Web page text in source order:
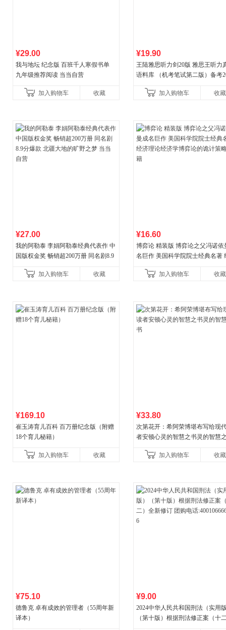
¥29.00
我与地坛 纪念版 百班千人寒假书单
九年级推荐阅读 当当自营
加入购物车 收藏
¥19.90
王陆雅思听力剑20版 雅思王听力
语料库 （机考笔试第二版）备考
新增在
加入购物车 收藏
¥27.00
我的阿勒泰 李娟阿勒泰经典代表作 中
国版权金奖 畅销超200万册 同名剧8.9
加入购物车
收藏
¥16.60
博弈论 精装版 博弈论之父冯诺依
名巨作 美国科学院院士经典名著
加入购物车
收藏
¥169.10
崔玉涛育儿百科 百万册纪念版（附赠
18个育儿秘籍）
加入购物车 收藏
¥33.80
次第花开：希阿荣博堪布写给现
者安顿心灵的智慧之书灵的智慧
加入购物车 收藏
¥75.10
德鲁克 卓有成效的管理者（55周年新
译本）
¥9.00
2024中华人民共和国刑法（实用
（第十版）根据刑法修正案（十